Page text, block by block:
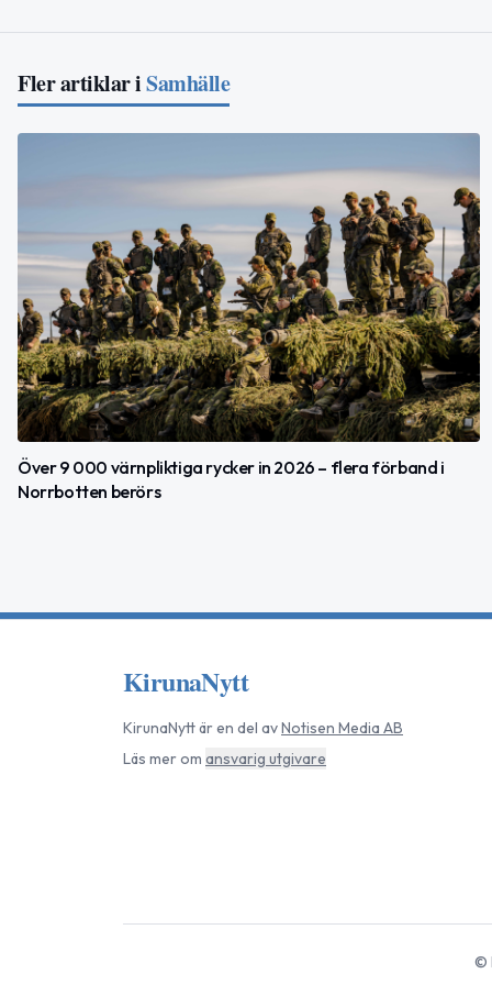
Fler artiklar iSamhälle
Över 9 000 värnpliktiga rycker in 2026 – flera förband i
Norrbotten berörs
KirunaNytt
KirunaNyttär en del avNotisen Media AB
Läs mer om ansvarig utgivare
©